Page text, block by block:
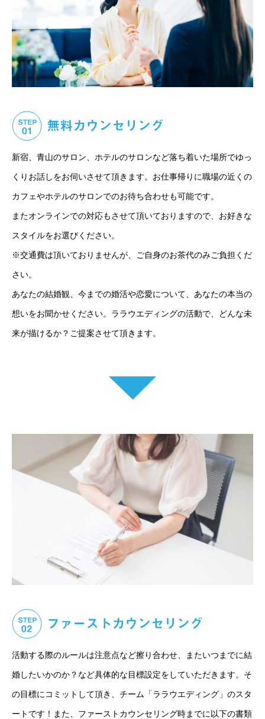
新宿、青山のサロン、ホテルのサロンなど落ち着いた場所でゆっ
くりお話しをお伺いさせて頂きます。お仕事帰りに職場の近くの
カフェやホテルのサロンでのお待ち合わせも可能です。
またオンラインでの対応もさせて頂いておりますので、お好きな
スタイルをお選びください。
※交通費は頂いておりませんが、ご自身のお茶代のみご負担くだ
さい。
あなたの結婚観、今までの婚活や恋愛について、あなたの本当の
想いをお聞かせください。ララウエディングの活動で、どんな未
来が描けるか？ご提案させて頂きます。
活動する際のルールは注意点など擦り合わせ、またいつまでに結
婚したいかのか？など具体的な目標設定をしていただきます。そ
の目標にコミットして頂き、チーム「ララウエディング」のスタ
ートです！また、ファーストカウンセリング時までに以下の書類